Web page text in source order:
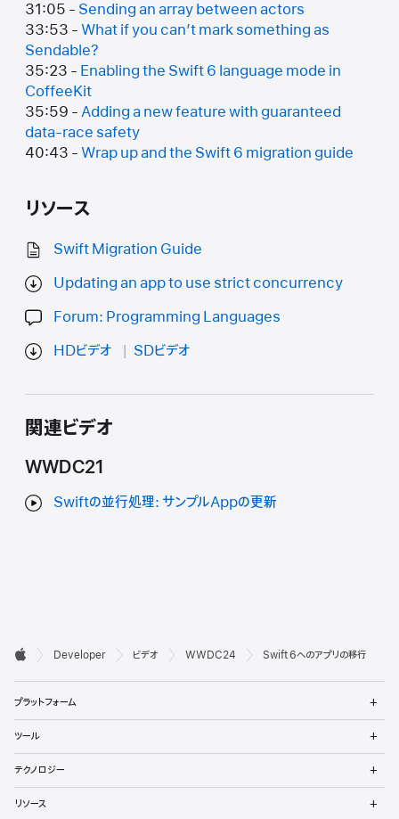
31:05 - Sending an array between actors
33:53 - What if you can’t mark something as
Sendable?
35:23 - Enabling the Swift 6 language mode in
CoffeeKit
35:59 - Adding a new feature with guaranteed
data-race safety
40:43 - Wrap up and the Swift 6 migration guide
リソース
Swift Migration Guide
Updating an app to use strict concurrency
Forum: Programming Languages
HDビデオ
SDビデオ
関連ビデオ
WWDC21
Swiftの並行処理: サンプルAppの更新
デ
ベ
ロ
ッ
パ
向

Developer ビデオ WWDC24 Swift 6へのアプリの移行
プラットフォーム
ュ
を
く
ツール
ュ
を
テクノロジー
ュ
リソース